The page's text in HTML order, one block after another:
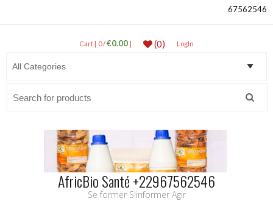
67562546
Cart [ 0 /€0.00] (0) LogIn
AfricBio Santé +22967562546
Se former S'informer Agir